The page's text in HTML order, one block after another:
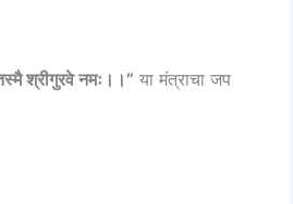
तस्मै श्रीगुरवे नमः।।” या मंत्राचा जप